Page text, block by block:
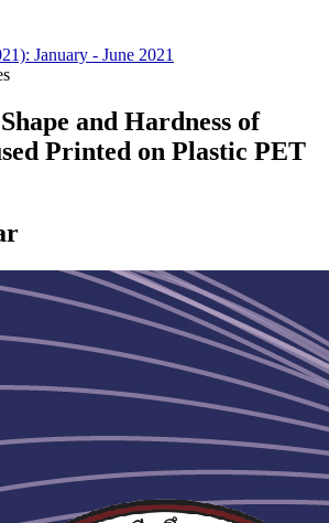
January - June 2021
and Hardness of
Printed on Plastic PET